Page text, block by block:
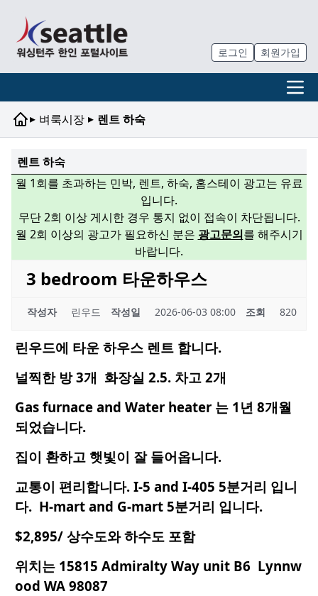
로그인 회원가입
▸ 벼룩시장 ▸ 렌트 하숙
렌트 하숙
월 1회를 초과하는 민박, 렌트, 하숙, 홈스테이 광고는 유료
입니다.
무단 2회 이상 게시한 경우 통지 없이 접속이 차단됩니다.
월 2회 이상의 광고가 필요하신 분은 광고문의를 해주시기
바랍니다.
3 bedroom 타운하우스
작성자 린우드 작성일 2026-06-03 08:00 조회 820
린우드에 타운 하우스 렌트 합니다.
널찍한 방 3개 화장실 2.5. 차고 2개
Gas furnace and Water heater 는 1년 8개월
되었습니다.
집이 환하고 햇빛이 잘 들어옵니다.
교통이 편리합니다. I-5 and I-405 5분거리 입니
다. H-mart and G-mart 5분거리 입니다.
$2,895/ 상수도와 하수도 포함
위치는 15815 Admiralty Way unit B6 Lynnw
ood WA 98087